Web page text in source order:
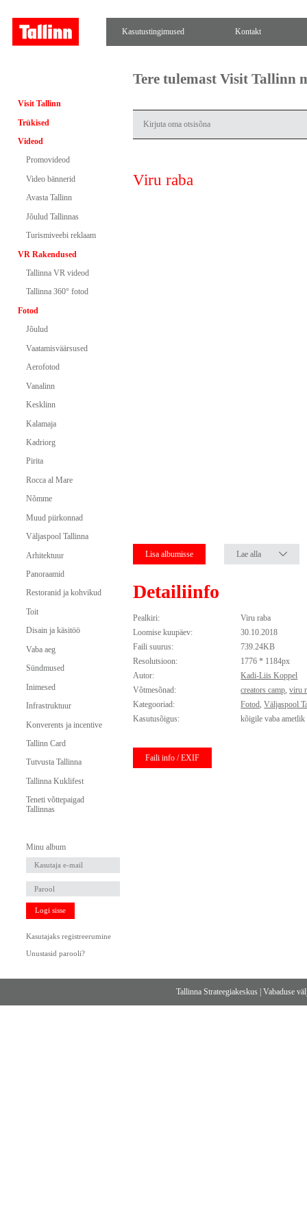
Kasutustingimused Kontakt
Visit Tallinn
Trükised
Videod
Promovideod
Video bännerid
Avasta Tallinn
Jõulud Tallinnas
Turismiveebi reklaam
VR Rakendused
Tallinna VR videod
Tallinna 360° fotod
Fotod
Jõulud
Vaatamisväärsused
Aerofotod
Vanalinn
Kesklinn
Kalamaja
Kadriorg
Pirita
Rocca al Mare
Nõmme
Muud piirkonnad
Väljaspool Tallinna
Arhitektuur
Panoraamid
Restoranid ja kohvikud
Toit
Disain ja käsitöö
Vaba aeg
Sündmused
Inimesed
Infrastruktuur
Konverents ja incentive
Tallinn Card
Tutvusta Tallinna
Tallinna Kuklifest
Teneti võttepaigad
Tallinnas
Minu album
Logi sisse
Kasutajaks registreerumine
Unustasid parooli?
Tere tulemast Visit Tallinn
Viru raba
Lisa albumisse Lae alla
Detailiinfo
Pealkiri:
Viru raba
Loomise kuupäev:
30.10.2018
Faili suurus:
739.24KB
Resolutsioon:
1776 * 1184px
Autor:
Kadi-Liis Koppel
Võtmesõnad:
creators camp,viru
Kategooriad:
Fotod,Väljaspool
Kasutusõigus:
kõigile vaba
Faili info / EXIF
Tallinna Strateegiakeskus |Vabaduse